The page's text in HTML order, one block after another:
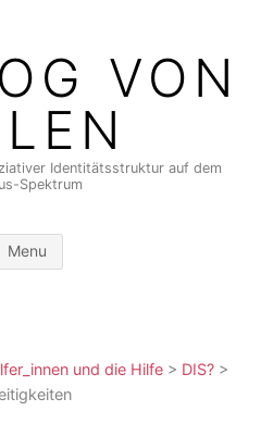
VON
Identitätsstruktur auf dem
Spektrum
Menu
und die Hilfe > DIS? >